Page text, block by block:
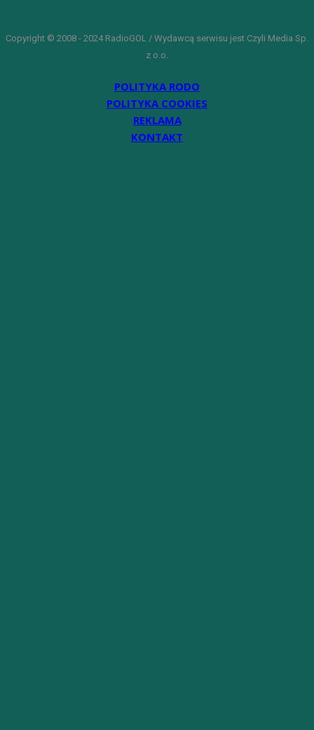
Copyright © 2008 - 2024 RadioGOL / Wydawcą serwisu jest Czyli Media Sp.
z o.o.
POLITYKA RODO
POLITYKA COOKIES
REKLAMA
KONTAKT